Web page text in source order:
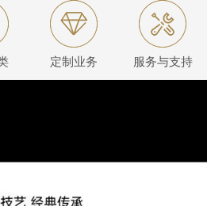
定制业务 服务与支持